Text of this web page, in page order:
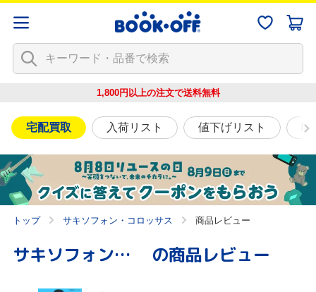
1,800円以上の注文で送料無料
宅配買取 入荷リスト 値下げリスト
トップ サキソフォン・コロッサス 商品レビュー
サキソフォン・コロッサス の商品レビュー